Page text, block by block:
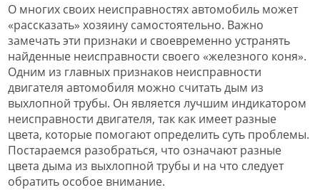
О многих своих неисправностях автомобиль может
«рассказать» хозяину самостоятельно. Важно
замечать эти признаки и своевременно устранять
найденные неисправности своего «железного коня».
Одним из главных признаков неисправности
двигателя автомобиля можно считать дым из
выхлопной трубы. Он является лучшим индикатором
неисправности двигателя, так как имеет разные
цвета, которые помогают определить суть проблемы.
Постараемся разобраться, что означают разные
цвета дыма из выхлопной трубы и на что следует
обратить особое внимание.